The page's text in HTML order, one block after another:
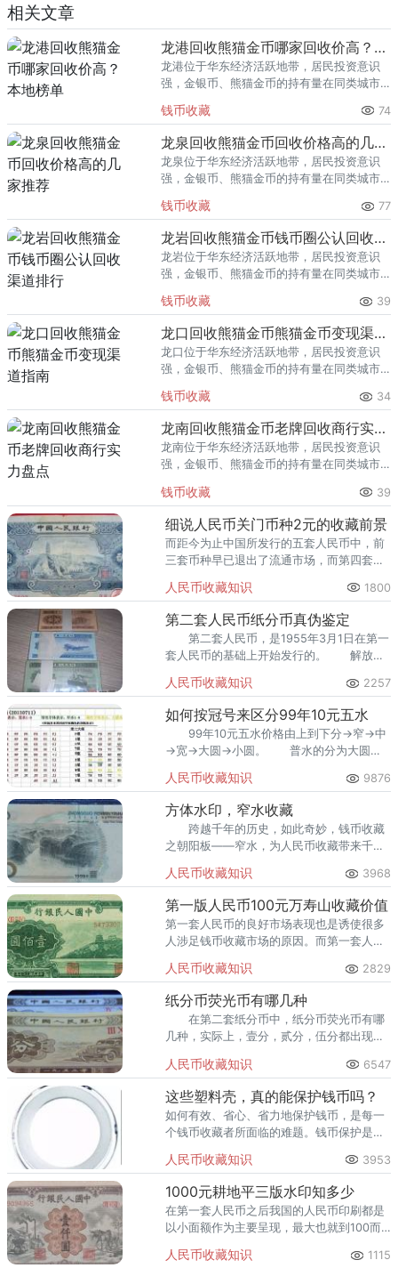
相关文章
龙港回收熊猫金币哪家回收价高？本地榜单
龙港位于华东经济活跃地带，居民投资意识
强，金银币、熊猫金币的持有量在同类城市
熊猫金币的需求就明显升温，但鱼龙混杂的
回收渠道里，能精准识别版别溢
钱币收藏 74
龙泉回收熊猫金币回收价格高的几家推荐
龙泉位于华东经济活跃地带，居民投资意识
强，金银币、熊猫金币的持有量在同类城市
熊猫金币的需求就明显升温，但鱼龙混杂的
回收渠道里，能精准识别版别溢
钱币收藏 77
龙岩回收熊猫金币钱币圈公认回收渠道排行
龙岩位于华东经济活跃地带，居民投资意识
强，金银币、熊猫金币的持有量在同类城市
熊猫金币的需求就明显升温，但鱼龙混杂的
回收渠道里，能精准识别版别溢
钱币收藏 39
龙口回收熊猫金币熊猫金币变现渠道指南
龙口位于华东经济活跃地带，居民投资意识
强，金银币、熊猫金币的持有量在同类城市
熊猫金币的需求就明显升温，但鱼龙混杂的
回收渠道里，能精准识别版别溢
钱币收藏 34
龙南回收熊猫金币老牌回收商行实力盘点
龙南位于华东经济活跃地带，居民投资意识
强，金银币、熊猫金币的持有量在同类城市
熊猫金币的需求就明显升温，但鱼龙混杂的
回收渠道里，能精准识别版别溢
钱币收藏 39
细说人民币关门币种2元的收藏前景
而距今为止中国所发行的五套人民币中，前
三套币种早已退出了流通市场，而第四套人
在人们的视线当中。
人民币收藏知识 1800
第二套人民币纸分币真伪鉴定
第二套人民币，是1955年3月1日在第一
套人民币的基础上开始发行的。 解放前
的经济发展中并没有完全消除，所以第一套
人民币的数额较大。
人民币收藏知识 2257
如何按冠号来区分99年10元五水
99年10元五水价格由上到下分→窄→中
→宽→大圆→小圆。 普水的分为大圆水
人民币收藏知识 9876
方体水印，窄水收藏
跨越千年的历史，如此奇妙，钱币收藏
之朝阳板——窄水，为人民币收藏带来千载
到完美的“10”面额白水印，就充分验证了这
一观点。
人民币收藏知识 3968
第一版人民币100元万寿山收藏价值
第一套人民币的良好市场表现也是诱使很多
人涉足钱币收藏市场的原因。而第一套人民
的品种。
人民币收藏知识 2829
纸分币荧光币有哪几种
在第二套纸分币中，纸分币荧光币有哪
几种，实际上，壹分，贰分，伍分都出现了
荧光币的收藏来说就是研究荧光币鼻祖，有
着非常重要的意义。
人民币收藏知识 6547
这些塑料壳，真的能保护钱币吗？
如何有效、省心、省力地保护钱币，是每一
个钱币收藏者所面临的难题。钱币保护是一
人民币收藏知识 3953
1000元耕地平三版水印知多少
在第一套人民币之后我国的人民币印刷都是
以小面额作为主要呈现，最大也就到100而
得到大家的高度关注。
人民币收藏知识 1115